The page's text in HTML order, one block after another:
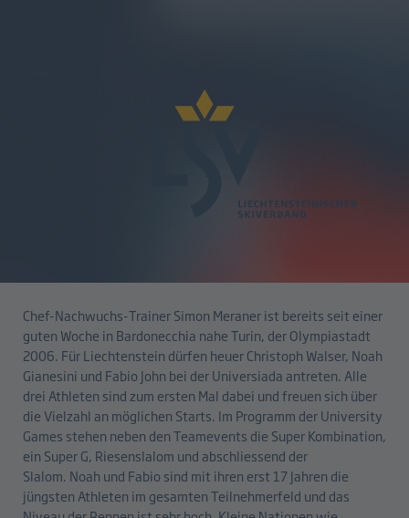
bei der Universiade in Turin
Chef-Nachwuchs-Trainer Simon Meraner ist bereits seit einer
guten Woche in Bardonecchia nahe Turin, der Olympiastadt
2006. Für Liechtenstein dürfen heuer Christoph Walser, Noah
Gianesini und Fabio John bei der Universiada antreten. Alle
drei Athleten sind zum ersten Mal dabei und freuen sich über
die Vielzahl an möglichen Starts. Im Programm der University
Games stehen neben den Teamevents die Super Kombination,
ein Super G, Riesenslalom und abschliessend der
Slalom. Noah und Fabio sind mit ihren erst 17 Jahren die
jüngsten Athleten im gesamten Teilnehmerfeld und das